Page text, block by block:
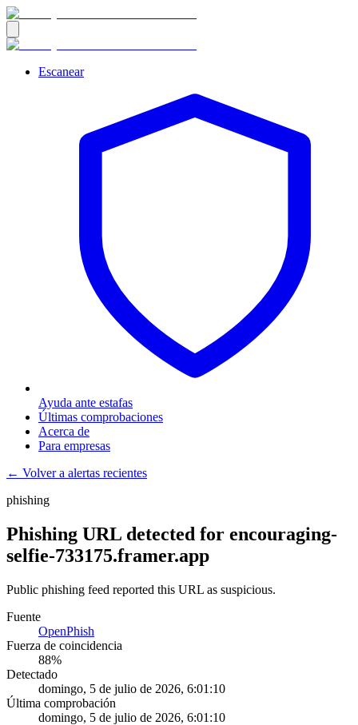
Escanear
Ayuda ante estafas
Últimas comprobaciones
Acerca de
Para empresas
← Volver a alertas recientes
phishing
Phishing URL detected for encouraging-
selfie-733175.framer.app
Public phishing feed reported this URL as suspicious.
Fuente
OpenPhish
Fuerza de coincidencia
88%
Detectado
domingo, 5 de julio de 2026, 6:01:10
Última comprobación
domingo, 5 de julio de 2026, 6:01:10